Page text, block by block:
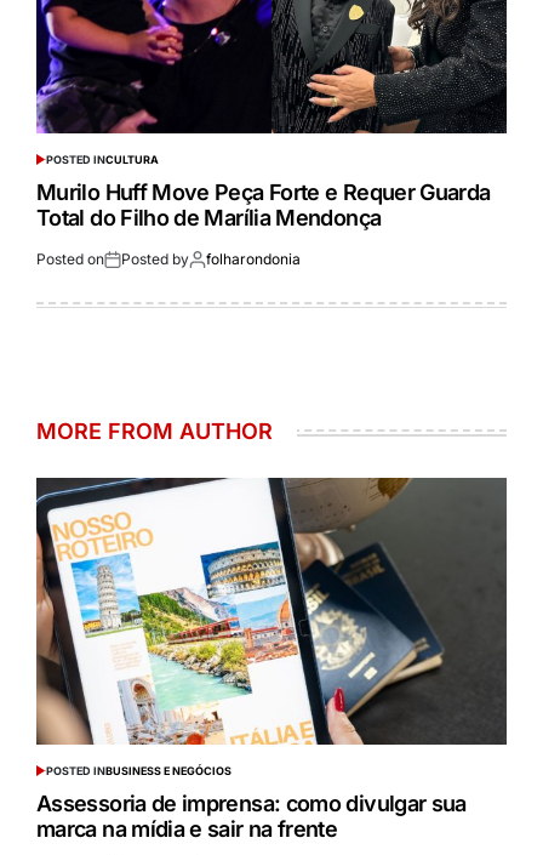
POSTED INCULTURA
Murilo Huff Move Peça Forte e Requer Guarda
Total do Filho de Marília Mendonça
Posted on Posted by folharondonia
MORE FROM AUTHOR
POSTED INBUSINESS E NEGÓCIOS
Assessoria de imprensa: como divulgar sua
marca na mídia e sair na frente